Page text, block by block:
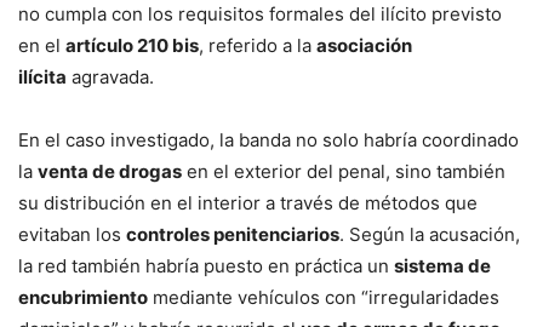
no cumpla con los requisitos formales del ilícito previsto
en el artículo 210 bis, referido a la asociación
ilícita agravada.
En el caso investigado, la banda no solo habría coordinado
la venta de drogas en el exterior del penal, sino también
su distribución en el interior a través de métodos que
evitaban los controles penitenciarios. Según la acusación,
la red también habría puesto en práctica un sistema de
encubrimiento mediante vehículos con “irregularidades